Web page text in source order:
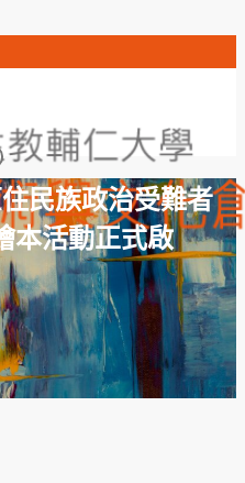
民族政治受難者
本活動正式啟